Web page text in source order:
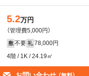
5.2万円
（管理費5,000円）
敷 不要 礼 78,000円
4階 / 1K / 24.19㎡